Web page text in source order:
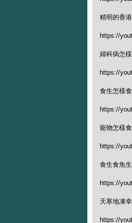
精明的香
https://
婦科病怎
https://
食生怎樣
https://
寵物怎樣
https://
食生食魚
https://
天寒地凍
https://